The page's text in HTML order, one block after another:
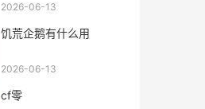
2026-06-13
饥荒企鹅有什么用
2026-06-13
cf零